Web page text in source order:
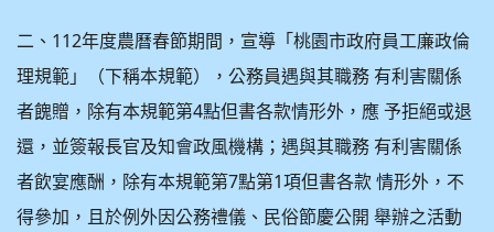
二、112年度農曆春節期間，宣導「桃園市政府員工廉政倫
理規範」（下稱本規範），公務員遇與其職務 有利害關係
者餽贈，除有本規範第4點但書各款情形外，應 予拒絕或退
還，並簽報長官及知會政風機構；遇與其職務 有利害關係
者飲宴應酬，除有本規範第7點第1項但書各款 情形外，不
得參加，且於例外因公務禮儀、民俗節慶公開 舉辦之活動